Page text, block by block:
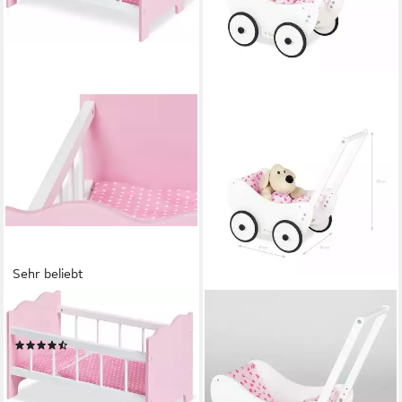
Sehr beliebt
PINOLINO®
Puppenbett Jasmin (Set, 4tlg)
(55)
28,57 € UVP38,90 €
-27%
Puppenwagen inkl. Bettzeug -
Lauflernhilfe aus Holz, (1-tlg),
mit Bremssystem, aus Holz,